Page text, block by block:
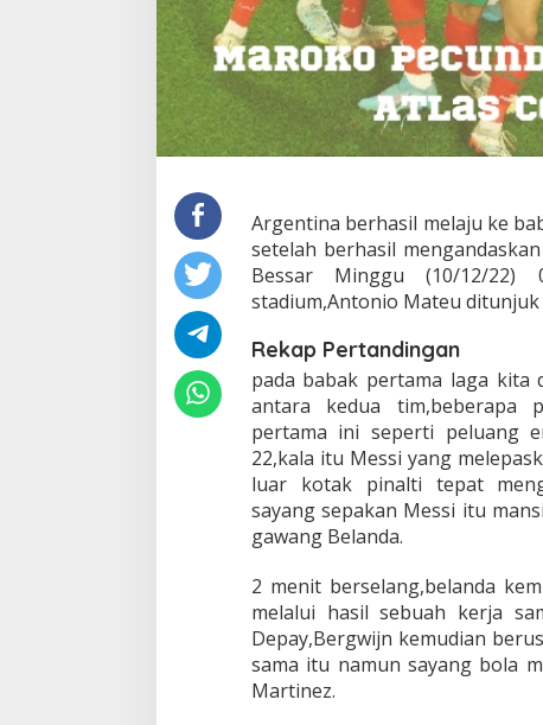
Argentina berhasil melaju ke
setelah berhasil
Bessar Minggu (10/12/
stadium,Antonio Mateu
Rekap Pertandingan
pada babak pertama laga kita
antara kedua tim,beberapa
pertama ini seperti peluang
22,kala itu Messi yang
luar kotak pinalti tepat
sayang sepakan Messi itu
gawang Belanda.
2 menit berselang,belanda
melalui hasil sebuah kerja
Depay,Bergwijn kemudian
sama itu namun sayang bola
Martinez.